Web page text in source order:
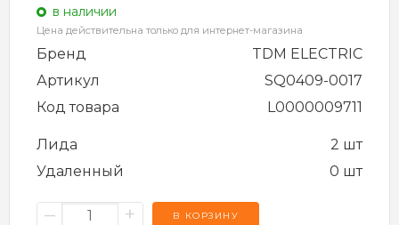
в наличии
Цена действительна только для интернет-магазина
Бренд
TDM ELECTRIC
Артикул
SQ0409-0017
Код товара
L0000009711
Лида
2 шт
Удаленный
0 шт
– + В КОРЗИНУ